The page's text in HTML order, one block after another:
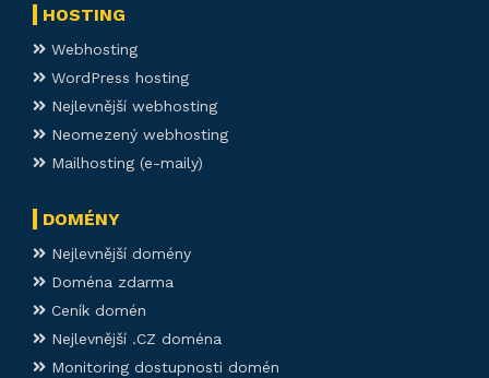
HOSTING
Webhosting
WordPress hosting
Nejlevnější webhosting
Neomezený webhosting
Mailhosting (e-maily)
DOMÉNY
Nejlevnější domény
Doména zdarma
Ceník domén
Nejlevnější .CZ doména
Monitoring dostupnosti domén